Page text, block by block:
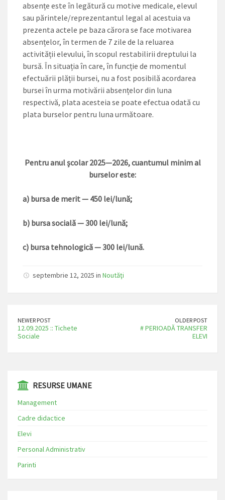
absențe este în legătură cu motive medicale, elevul
sau părintele/reprezentantul legal al acestuia va
prezenta actele pe baza cărora se face motivarea
absențelor, în termen de 7 zile de la reluarea
activității elevului, în scopul restabilirii dreptului la
bursă. În situația în care, în funcție de momentul
efectuării plății bursei, nu a fost posibilă acordarea
bursei în urma motivării absențelor din luna
respectivă, plata acesteia se poate efectua odată cu
plata burselor pentru luna următoare.
Pentru anul școlar 2025—2026, cuantumul minim al
burselor este:
a) bursa de merit — 450 lei/lună;
b) bursa socială — 300 lei/lună;
c) bursa tehnologică — 300 lei/lună.
septembrie 12, 2025 in Noutăţi
NEWER POST
12.09.2025 :: Tichete
Sociale
OLDER POST
# PERIOADĂ TRANSFER
ELEVI
⁠⁠⁠RESURSE UMANE
Management
Cadre didactice
Elevi
Personal Administrativ
Parinti